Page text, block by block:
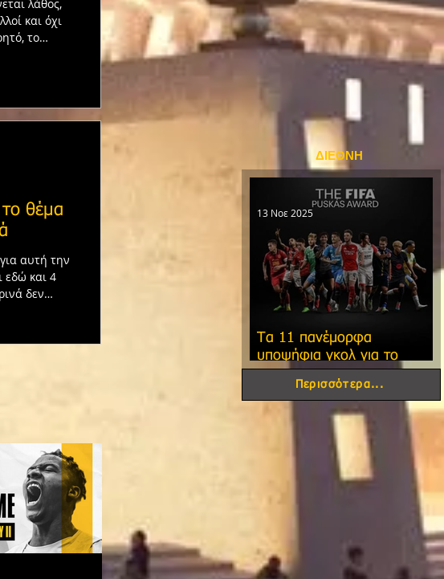
λάθος,
και όχι
το
θέμα
αυτή την
εδώ και 4
δεν
ΔΙΕΘΝΗ
Τα 11 πανέμορφα
υποψήφια γκολ για το
φετινό FIFA Puskas Award!
13 Νοε 2025
Περισσότερα...